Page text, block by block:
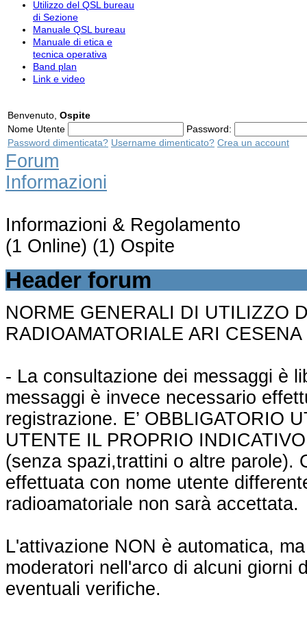
Utilizzo del QSL bureau
di Sezione
Manuale QSL bureau
Manuale di etica e
tecnica operativa
Band plan
Link e video
Benvenuto, Ospite
Nome Utente
Password:
Password dimenticata? Username dimenticato? Crea un account
Forum
Informazioni
Informazioni & Regolamento
(1 Online) (1) Ospite
Header forum
NORME GENERALI DI UTILIZZO
RADIOAMATORIALE ARI CESENA
- La consultazione dei messaggi è
messaggi è invece necessario
registrazione. E’ OBBLIGATORIO
UTENTE IL PROPRIO
(senza spazi,trattini o altre parole).
effettuata con nome utente
radioamatoriale non sarà accettata.
L'attivazione NON è automatica,
moderatori nell'arco di alcuni giorni
eventuali verifiche.